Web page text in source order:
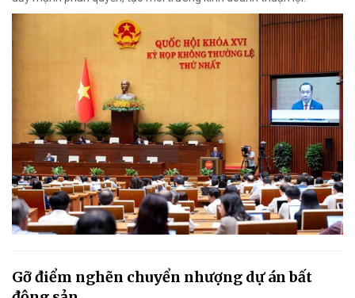
Gỡ điểm nghẽn chuyển nhượng dự án bất